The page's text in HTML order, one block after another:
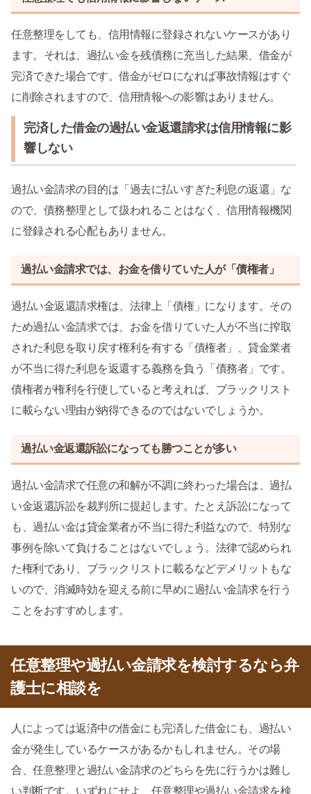
任意整理をしても、信用情報に登録されないケースがあり
ます。それは、過払い金を残債務に充当した結果、借金が
完済できた場合です。借金がゼロになれば事故情報はすぐ
に削除されますので、信用情報への影響はありません。
完済した借金の過払い金返還請求は信用情報に影
響しない
過払い金請求の目的は「過去に払いすぎた利息の返還」な
ので、債務整理として扱われることはなく、信用情報機関
に登録される心配もありません。
過払い金請求では、お金を借りていた人が「債権者」
過払い金返還請求権は、法律上「債権」になります。その
ため過払い金請求では、お金を借りていた人が不当に搾取
された利息を取り戻す権利を有する「債権者」、貸金業者
が不当に得た利息を返還する義務を負う「債務者」です。
債権者が権利を行使していると考えれば、ブラックリスト
に載らない理由が納得できるのではないでしょうか。
過払い金返還訴訟になっても勝つことが多い
過払い金請求で任意の和解が不調に終わった場合は、過払
い金返還訴訟を裁判所に提起します。たとえ訴訟になって
も、過払い金は貸金業者が不当に得た利益なので、特別な
事例を除いて負けることはないでしょう。法律で認められ
た権利であり、ブラックリストに載るなどデメリットもな
いので、消滅時効を迎える前に早めに過払い金請求を行う
ことをおすすめします。
任意整理や過払い金請求を検討するなら弁
護士に相談を
人によっては返済中の借金にも完済した借金にも、過払い
金が発生しているケースがあるかもしれません。その場
合、任意整理と過払い金請求のどちらを先に行うかは難し
い判断です。いずれにせよ、任意整理や過払い金請求を検